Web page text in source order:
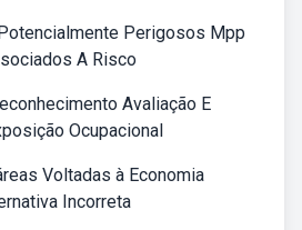
Perigosos Mpp
A Risco
Avaliação E
Ocupacional
Voltadas à Economia
Incorreta